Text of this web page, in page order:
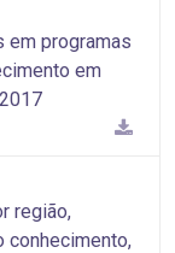
em programas
em
região,
conhecimento,